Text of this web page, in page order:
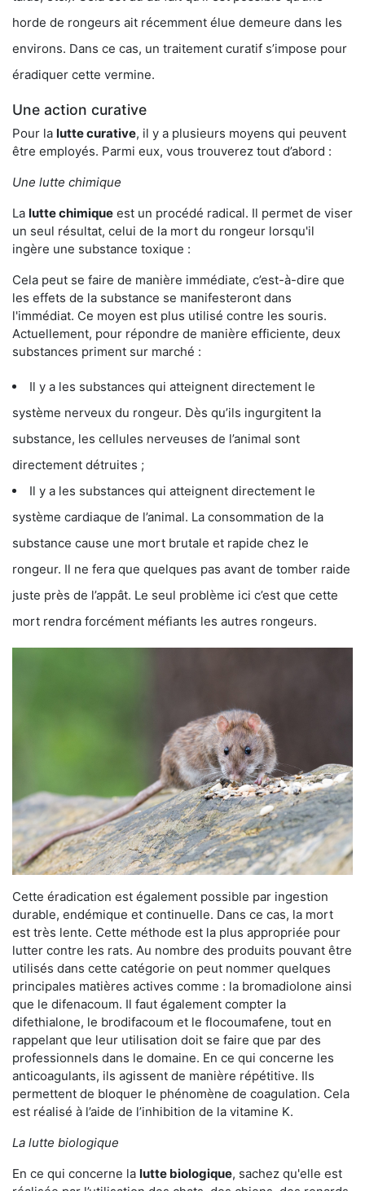
horde de rongeurs ait récemment élue demeure dans les
environs. Dans ce cas, un traitement curatif s’impose pour
éradiquer cette vermine.
Une action curative
Pour la lutte curative, il y a plusieurs moyens qui peuvent
être employés. Parmi eux, vous trouverez tout d’abord :
Une lutte chimique
La lutte chimique est un procédé radical. Il permet de viser
un seul résultat, celui de la mort du rongeur lorsqu'il
ingère une substance toxique :
Cela peut se faire de manière immédiate, c’est-à-dire que
les effets de la substance se manifesteront dans
l'immédiat. Ce moyen est plus utilisé contre les souris.
Actuellement, pour répondre de manière efficiente, deux
substances priment sur marché :
Il y a les substances qui atteignent directement le
système nerveux du rongeur. Dès qu’ils ingurgitent la
substance, les cellules nerveuses de l’animal sont
directement détruites ;
Il y a les substances qui atteignent directement le
système cardiaque de l’animal. La consommation de la
substance cause une mort brutale et rapide chez le
rongeur. Il ne fera que quelques pas avant de tomber raide
juste près de l’appât. Le seul problème ici c’est que cette
mort rendra forcément méfiants les autres rongeurs.
Cette éradication est également possible par ingestion
durable, endémique et continuelle. Dans ce cas, la mort
est très lente. Cette méthode est la plus appropriée pour
lutter contre les rats. Au nombre des produits pouvant être
utilisés dans cette catégorie on peut nommer quelques
principales matières actives comme : la bromadiolone ainsi
que le difenacoum. Il faut également compter la
difethialone, le brodifacoum et le flocoumafene, tout en
rappelant que leur utilisation doit se faire que par des
professionnels dans le domaine. En ce qui concerne les
anticoagulants, ils agissent de manière répétitive. Ils
permettent de bloquer le phénomène de coagulation. Cela
est réalisé à l’aide de l’inhibition de la vitamine K.
La lutte biologique
En ce qui concerne la lutte biologique, sachez qu'elle est